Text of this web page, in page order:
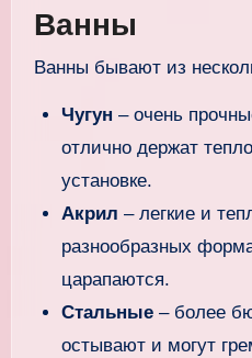
Ванны
Ванны бывают из
Чугун – очень
отлично держат
установке.
Акрил – легкие и
разнообразных
царапаются.
Стальные – более
остывают и могут